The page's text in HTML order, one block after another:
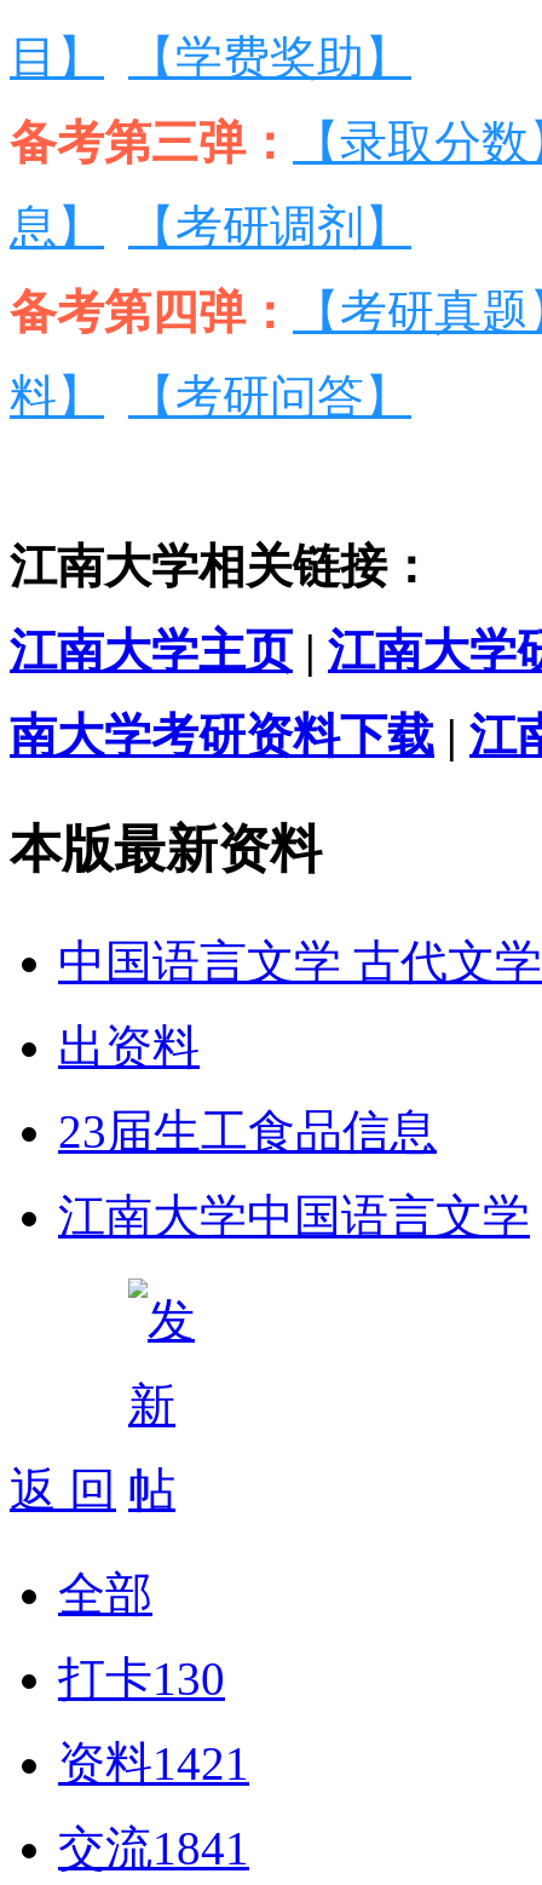
目】
【学费奖助】
备考第三弹：
【录取分
息】
【考研调剂】
备考第四弹：
【考研真
料】
【考研问答】
江南大学相关链接：
江南大学主页 | 江南大学
南大学考研资料下载 | 江
本版最新资料
中国语言文学 古代文
出资料
23届生工食品信息
江南大学中国语言文学
返 回
全部
打卡130
资料1421
交流1841